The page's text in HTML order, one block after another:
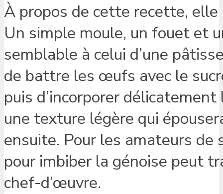
À propos de cette recette,
Un simple moule, un fouet et
semblable à celui d’une
de battre les œufs avec le
puis d’incorporer
une texture légère qui
ensuite. Pour les amateurs
pour imbiber la génoise peut
chef-d’œuvre.